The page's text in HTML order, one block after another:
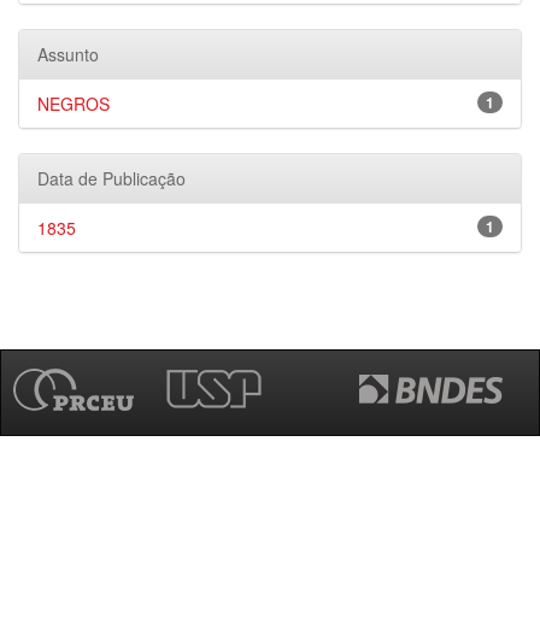
Assunto
1
NEGROS
Data de Publicação
1
1835